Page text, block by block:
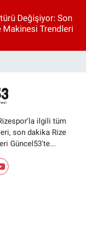
Değişiyor: Son
Makinesi Trendleri
ilgili tüm
son dakika Rize
Güncel53'te...